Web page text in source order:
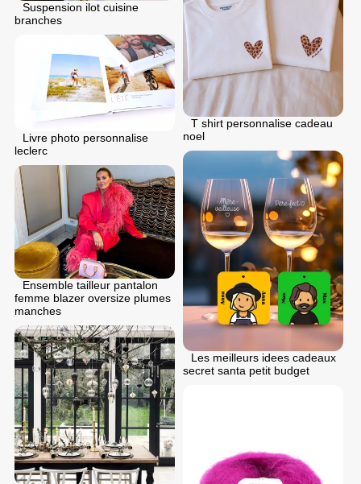
Suspension ilot cuisine
branches
T shirt personnalise cadeau
noel
Livre photo personnalise
leclerc
Les meilleurs idees cadeaux
secret santa petit budget
Ensemble tailleur pantalon
femme blazer oversize plumes
manches